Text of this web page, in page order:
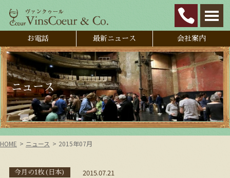
お電話 最新ニュース 会社案内
ニュース
HOME ニュース 2015年07月
今月の1枚(日本) 2015.07.21